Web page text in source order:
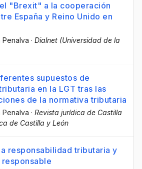
"Brexit" a la cooperación
España y Reino Unido en
Penalva · Dialnet (Universidad de la
supuestos de
en la LGT tras las
de la normativa tributaria
Penalva · Revista jurídica de Castilla
de Castilla y León
responsabilidad tributaria y